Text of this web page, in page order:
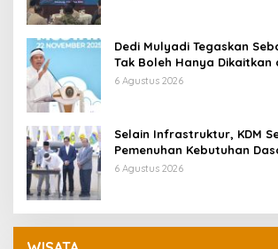
Dedi Mulyadi Tegaskan
Tak Boleh Hanya Dikaitkan
Ekonomi
6 Agustus 2026
Selain Infrastruktur, KDM
Pemenuhan Kebutuhan
Jadi Fokus APBD Jabar 2027
6 Agustus 2026